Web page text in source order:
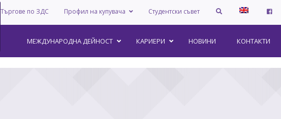
Студентски съвет
Профил на купувача
Търгове по ЗДС
КОНТАКТИ
НОВИНИ
КАРИЕРИ
МЕЖДУНАРОДНА ДЕЙНОСТ